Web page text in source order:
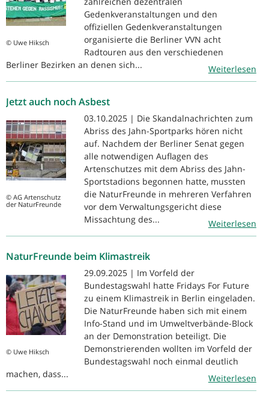
© Uwe Hiksch
Gedenkveranstaltungen und den
offiziellen Gedenkveranstaltungen
organisierte die Berliner VVN acht
Radtouren aus den verschiedenen
Berliner Bezirken an denen sich...
Weiterlesen
Jetzt auch noch Asbest
© AG Artenschutz
der NaturFreunde
03.10.2025 | Die Skandalnachrichten zum
Abriss des Jahn-Sportparks hören nicht
auf. Nachdem der Berliner Senat gegen
alle notwendigen Auflagen des
Artenschutzes mit dem Abriss des Jahn-
Sportstadions begonnen hatte, mussten
die NaturFreunde in mehreren Verfahren
vor dem Verwaltungsgericht diese
Missachtung des...
Weiterlesen
NaturFreunde beim Klimastreik
© Uwe Hiksch
29.09.2025 | Im Vorfeld der
Bundestagswahl hatte Fridays For Future
zu einem Klimastreik in Berlin eingeladen.
Die NaturFreunde haben sich mit einem
Info-Stand und im Umweltverbände-Block
an der Demonstration beteiligt. Die
Demonstrierenden wollten im Vorfeld der
Bundestagswahl noch einmal deutlich
machen, dass...
Weiterlesen